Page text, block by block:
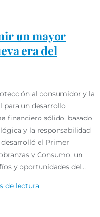
un mayor
era del
al consumidor y la
para un desarrollo
financiero sólido, basado
y la responsabilidad
el Primer
y Consumo, un
y oportunidades del…
de lectura